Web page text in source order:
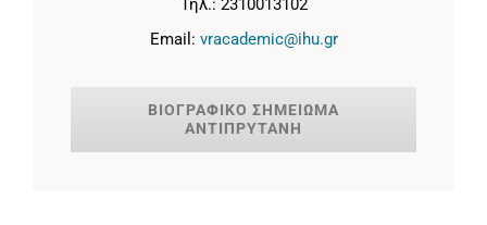
Τηλ.: 2310013102
Email: vracademic@ihu.gr
ΒΙΟΓΡΑΦΙΚΟ ΣΗΜΕΙΩΜΑ
ΑΝΤΙΠΡΥΤΑΝΗ